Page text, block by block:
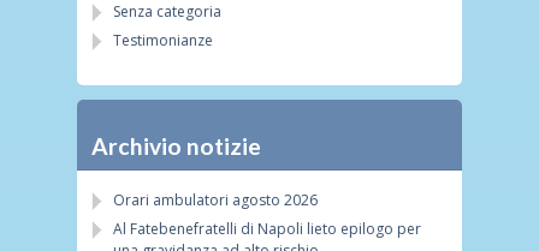
Senza categoria
Testimonianze
Archivio notizie
Orari ambulatori agosto 2026
Al Fatebenefratelli di Napoli lieto epilogo per